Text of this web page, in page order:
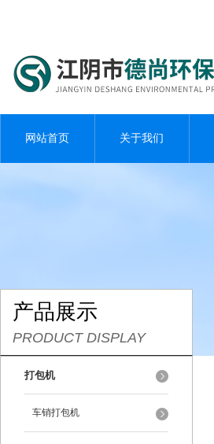
网站首页 关于我们
产品展示
PRODUCT DISPLAY
打包机
车销打包机